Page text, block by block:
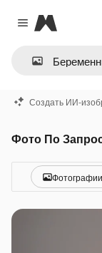
Close menu
Magnific
Создать ИИ-
Фото По
Фотографии